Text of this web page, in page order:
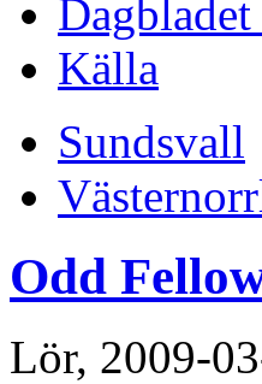
Källa
Sundsvall
Odd
Lör, 2009-